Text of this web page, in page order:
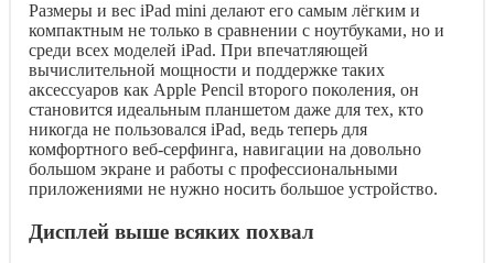
Размеры и вес iPad mini делают его самым лёгким и
компактным не только в сравнении с ноутбуками, но и
среди всех моделей iPad. При впечатляющей
вычислительной мощности и поддержке таких
аксессуаров как Apple Pencil второго поколения, он
становится идеальным планшетом даже для тех, кто
никогда не пользовался iPad, ведь теперь для
комфортного веб-серфинга, навигации на довольно
большом экране и работы с профессиональными
приложениями не нужно носить большое устройство.
Дисплей выше всяких похвал